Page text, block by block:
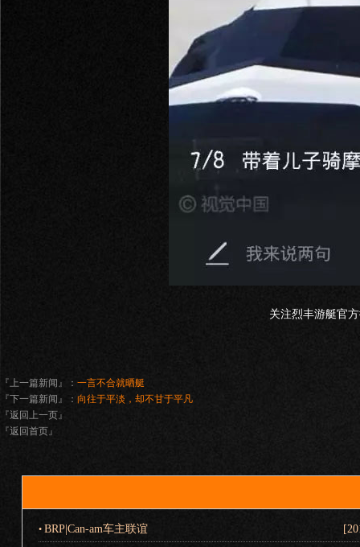
关注烈丰游艇官
『上一篇新闻』： 一言不合就晒艇
『下一篇新闻』： 向往于平淡，却不甘于平凡
『返回上一页』
『返回首页』
• BRP|Can-am车主联谊